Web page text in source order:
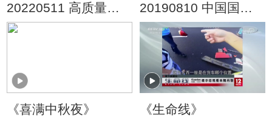
20220511 高质量陪
伴
20190810 中国国家
交响乐团首席指挥李
心草: 指挥家的“魔法
世界”
《喜满中秋夜》
《生命线》